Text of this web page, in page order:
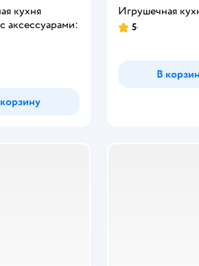
кухня
аксессуарами:
Игрушечная
Рейтинг:
5
В